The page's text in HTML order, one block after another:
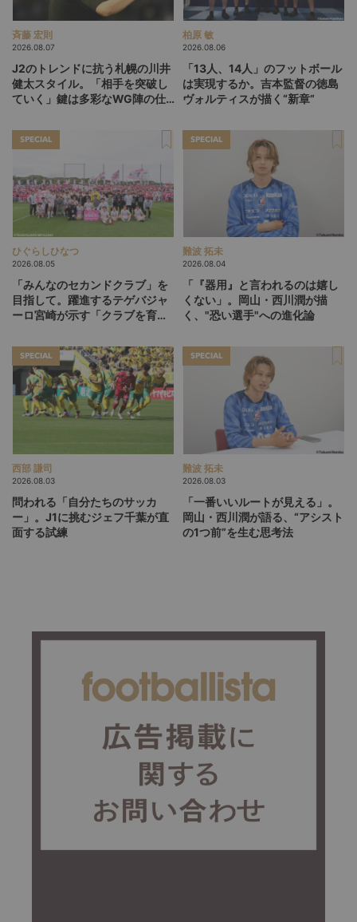
斉藤 宏則
2026.08.07
J2のトレンドに抗う札幌の川井
健太スタイル。「相手を突破し
ていく」鍵は多彩なWG陣の仕
柏原 敏
2026.08.06
「13人、14人」のフットボール
は実現するか。吉本監督の徳島
ヴォルティスが描く“新章”
SPECIAL
ひぐらしひなつ
2026.08.05
「みんなのセカンドクラブ」を
目指して。躍進するテゲバジャ
ーロ宮崎が示す「クラブを育て
SPECIAL
難波 拓未
2026.08.04
「『器用』と言われるのは嬉し
くない」。岡山・西川潤が描
く、"恐い選手"への進化論
SPECIAL
西部 謙司
2026.08.03
問われる「自分たちのサッカ
ー」。J1に挑むジェフ千葉が直
面する試練
SPECIAL
難波 拓未
2026.08.03
「一番いいルートが見える」。
岡山・西川潤が語る、“アシスト
の1つ前”を生む思考法